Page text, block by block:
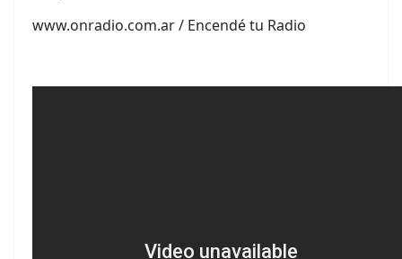
www.onradio.com.ar / Encendé tu Radio